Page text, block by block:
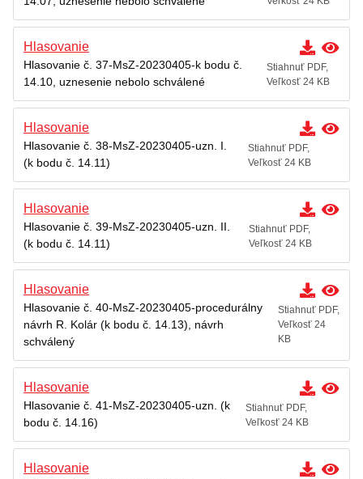
Hlasovanie
Hlasovanie č. 37-MsZ-20230405-k bodu č.
14.10, uznesenie nebolo schválené
Stiahnuť PDF,
Veľkosť 24 KB
Hlasovanie
Hlasovanie č. 38-MsZ-20230405-uzn. I.
(k bodu č. 14.11)
Stiahnuť PDF,
Veľkosť 24 KB
Hlasovanie
Hlasovanie č. 39-MsZ-20230405-uzn. II.
(k bodu č. 14.11)
Stiahnuť PDF,
Veľkosť 24 KB
Hlasovanie
Hlasovanie č. 40-MsZ-20230405-procedurálny
návrh R. Kolár (k bodu č. 14.13), návrh
schválený
Stiahnuť PDF,
Veľkosť 24
KB
Hlasovanie
Hlasovanie č. 41-MsZ-20230405-uzn. (k
bodu č. 14.16)
Stiahnuť PDF,
Veľkosť 24 KB
Hlasovanie